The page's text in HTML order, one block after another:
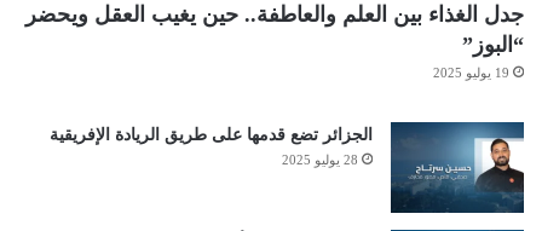
جدل الغذاء بين العلم والعاطفة.. حين يغيب العقل ويحضر
“البوز”
19 يوليو 2025
الجزائر تضع قدمها على طريق الريادة الإفريقية
28 يوليو 2025